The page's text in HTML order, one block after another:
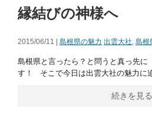
縁結びの神様へ
2015/06/11 | 島根県の魅力 出雲大社, 島根
島根県と言ったら？と問うと真っ先に
す！ そこで今日は出雲大社の魅力
続きを見る